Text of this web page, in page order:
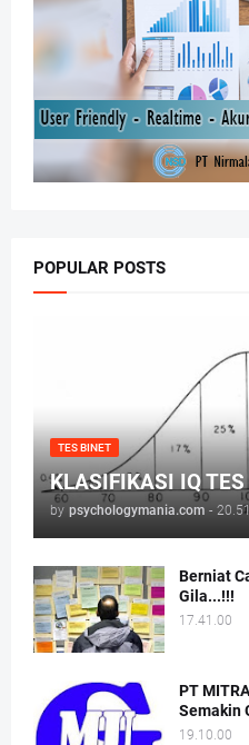
POPULAR POSTS
TES BINET
KLASIFIKASI IQ
by psychologymania.com -
Berniat
Gila...!!!
17.41.00
PT
Semakin
19.10.00